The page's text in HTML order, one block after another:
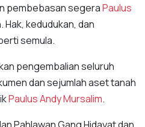
pembebasan segeraPaulus
Hak, kedudukan, dan
semula.
pengembalian seluruh
dan sejumlah aset tanah
Paulus Andy Mursalim.